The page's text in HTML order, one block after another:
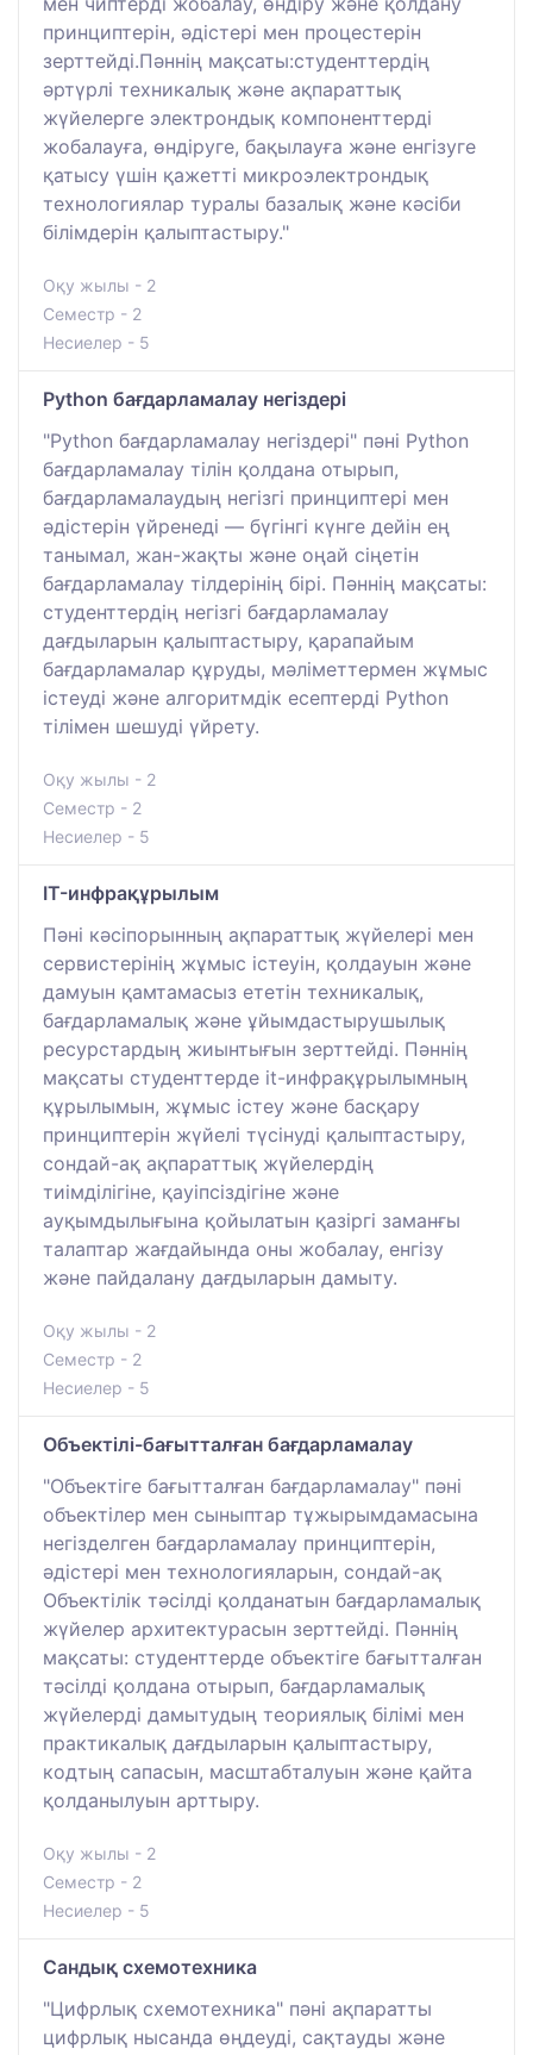
принциптерін, әдістері мен процестерін
зерттейді.Пәннің мақсаты:студенттердің
әртүрлі техникалық және ақпараттық
жүйелерге электрондық компоненттерді
жобалауға, өндіруге, бақылауға және енгізуге
қатысу үшін қажетті микроэлектрондық
технологиялар туралы базалық және кәсіби
білімдерін қалыптастыру."
Оқу жылы - 2
Семестр - 2
Несиелер - 5
Python бағдарламалау негіздері
"Python бағдарламалау негіздері" пәні Python
бағдарламалау тілін қолдана отырып,
бағдарламалаудың негізгі принциптері мен
әдістерін үйренеді — бүгінгі күнге дейін ең
танымал, жан-жақты және оңай сіңетін
бағдарламалау тілдерінің бірі. Пәннің мақсаты:
студенттердің негізгі бағдарламалау
дағдыларын қалыптастыру, қарапайым
бағдарламалар құруды, мәліметтермен жұмыс
істеуді және алгоритмдік есептерді Python
тілімен шешуді үйрету.
Оқу жылы - 2
Семестр - 2
Несиелер - 5
IT-инфрақұрылым
Пәні кәсіпорынның ақпараттық жүйелері мен
сервистерінің жұмыс істеуін, қолдауын және
дамуын қамтамасыз ететін техникалық,
бағдарламалық және ұйымдастырушылық
ресурстардың жиынтығын зерттейді. Пәннің
мақсаты студенттерде it-инфрақұрылымның
құрылымын, жұмыс істеу және басқару
принциптерін жүйелі түсінуді қалыптастыру,
сондай-ақ ақпараттық жүйелердің
тиімділігіне, қауіпсіздігіне және
ауқымдылығына қойылатын қазіргі заманғы
талаптар жағдайында оны жобалау, енгізу
және пайдалану дағдыларын дамыту.
Оқу жылы - 2
Семестр - 2
Несиелер - 5
Объектілі-бағытталған бағдарламалау
"Объектіге бағытталған бағдарламалау" пәні
объектілер мен сыныптар тұжырымдамасына
негізделген бағдарламалау принциптерін,
әдістері мен технологияларын, сондай-ақ
Объектілік тәсілді қолданатын бағдарламалық
жүйелер архитектурасын зерттейді. Пәннің
мақсаты: студенттерде объектіге бағытталған
тәсілді қолдана отырып, бағдарламалық
жүйелерді дамытудың теориялық білімі мен
практикалық дағдыларын қалыптастыру,
кодтың сапасын, масштабталуын және қайта
қолданылуын арттыру.
Оқу жылы - 2
Семестр - 2
Несиелер - 5
Сандық схемотехника
"Цифрлық схемотехника" пәні ақпаратты
цифрлық нысанда өңдеуді, сақтауды және